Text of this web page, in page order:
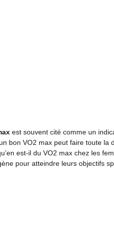
est souvent cité comme un
bon VO2 max peut faire toute la
est-il du VO2 max chez les
pour atteindre leurs objectifs